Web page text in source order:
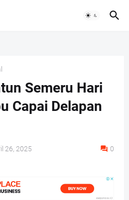
Semeru Hari
Capai Delapan
26, 2025 0